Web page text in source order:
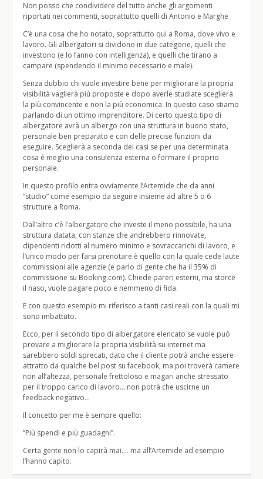
Non posso che condividere del tutto anche gli argomenti
riportati nei commenti, soprattutto quelli di Antonio e Marghe
C’è una cosa che ho notato, soprattutto qui a Roma, dove vivo e
lavoro. Gli albergatori si dividono in due categorie, quelli che
investono (e lo fanno con intelligenza), e quelli che tirano a
campare (spendendo il minimo necessario e male).
Senza dubbio chi vuole investire bene per migliorare la propria
visibilità vaglierà più proposte e dopo averle studiate sceglierà
la più convincente e non la più economica. In questo caso stiamo
parlando di un ottimo imprenditore. Di certo questo tipo di
albergatore avrà un albergo con una struttura in buono stato,
personale ben preparato e con delle precise funzioni da
eseguire. Sceglierà a seconda dei casi se per una determinata
cosa è meglio una consulenza esterna o formare il proprio
personale.
In questo profilo entra ovviamente l’Artemide che da anni
“studio” come esempio da seguire insieme ad altre 5 o 6
strutture a Roma.
Dall’altro c’è l’albergatore che investe il meno possibile, ha una
struttura datata, con stanze che andrebbero rinnovate,
dipendenti ridotti al numero minimo e sovraccarichi di lavoro, e
l’unico modo per farsi prenotare è quello con la quale cede laute
commissioni alle agenzie (e parlo di gente che ha il 35% di
commissione su Booking.com). Chiede pareri esterni, ma storce
il naso, vuole pagare poco e nemmeno di fida.
E con questo esempio mi riferisco a tanti casi reali con la quali mi
sono imbattuto.
Ecco, per il secondo tipo di albergatore elencato se vuole può
provare a migliorare la propria visibilità su internet ma
sarebbero soldi sprecati, dato che il cliente potrà anche essere
attratto da qualche bel post su facebook, ma poi troverà camere
non all’altezza, personale frettoloso e magari anche stressato
per il troppo carico di lavoro….non potrà che uscirne un
feedback negativo…
Il concetto per me è sempre quello:
“Più spendi e più guadagni”.
Certa gente non lo capirà mai…. ma all’Artemide ad esempio
l’hanno capito.